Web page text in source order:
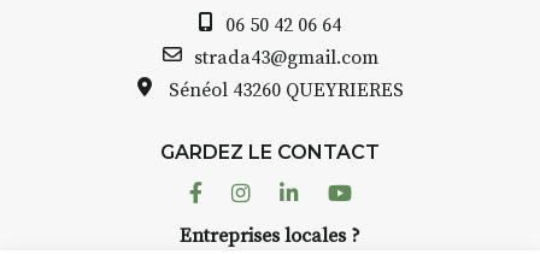
06 50 42 06 64
strada43@gmail.com
Sénéol 43260 QUEYRIERES
GARDEZ LE CONTACT
FacebookInstagram
LinkedinYoutube
Entreprises locales ?